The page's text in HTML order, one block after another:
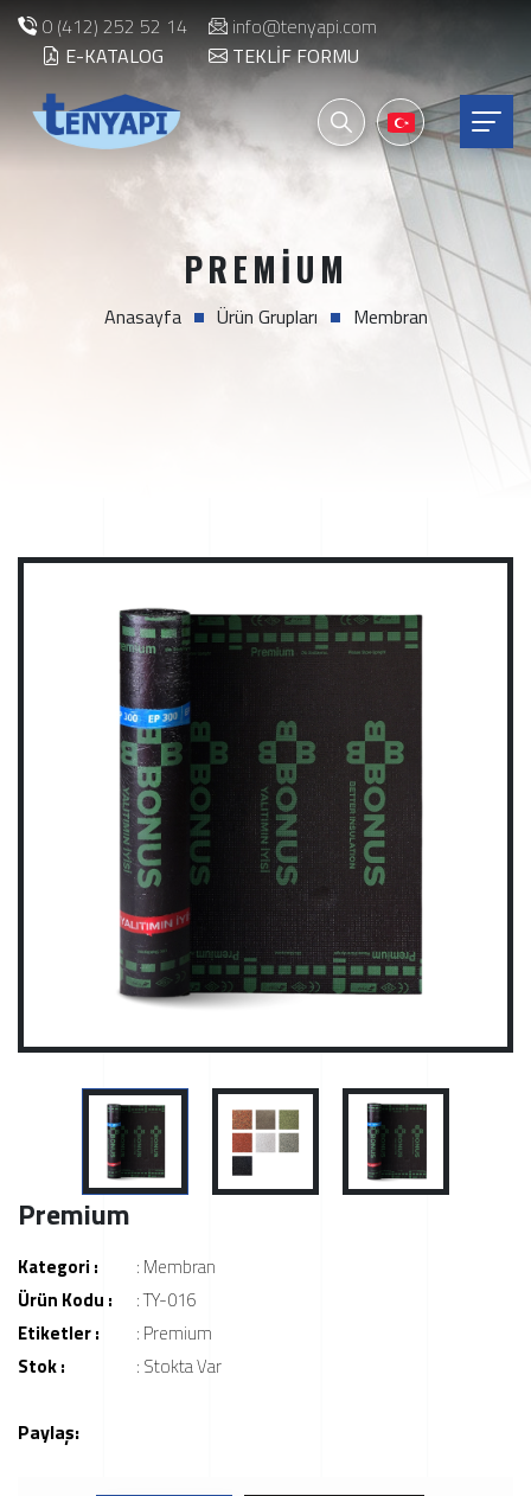
0 (412) 252 52 14
info@tenyapi.com
E-KATALOG
TEKLIF FORMU
PREMIUM
Anasayfa Ürün Grupları Membran
Premium
Kategori : : Membran
Ürün Kodu :
: TY-016
Etiketler :
: Premium
Stok :
: Stokta Var
Paylaş: